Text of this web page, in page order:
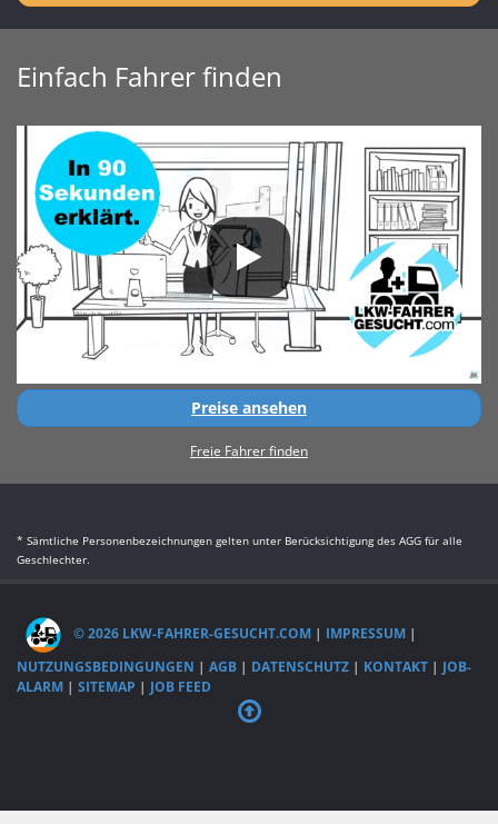
Einfach Fahrer finden
Preise ansehen
Freie Fahrer finden
* Sämtliche Personenbezeichnungen gelten unter Berücksichtigung des AGG für alle
Geschlechter.
© 2026 LKW-FAHRER-GESUCHT.COM | IMPRESSUM |
NUTZUNGSBEDINGUNGEN | AGB | DATENSCHUTZ | KONTAKT | JOB-
ALARM | SITEMAP | JOB FEED